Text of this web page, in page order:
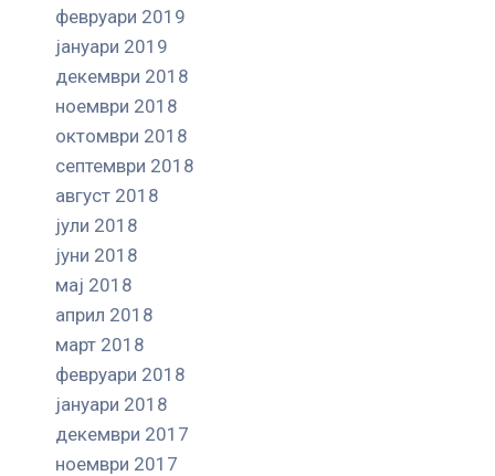
февруари 2019
јануари 2019
декември 2018
ноември 2018
октомври 2018
септември 2018
август 2018
јули 2018
јуни 2018
мај 2018
април 2018
март 2018
февруари 2018
јануари 2018
декември 2017
ноември 2017